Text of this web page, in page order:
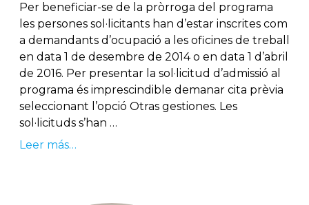
Per beneficiar-se de la pròrroga del programa
les persones sol·licitants han d’estar inscrites com
a demandants d’ocupació a les oficines de treball
en data 1 de desembre de 2014 o en data 1 d’abril
de 2016. Per presentar la sol·licitud d’admissió al
programa és imprescindible demanar cita prèvia
seleccionant l’opció Otras gestiones. Les
sol·licituds s’han …
Leer más…